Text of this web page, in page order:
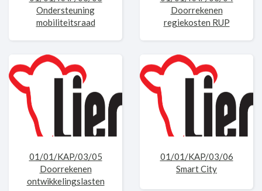
Ondersteuning
mobiliteitsraad
Doorrekenen
regiekosten RUP
01/01/KAP/03/05
Doorrekenen
ontwikkelingslasten
01/01/KAP/03/06
Smart City